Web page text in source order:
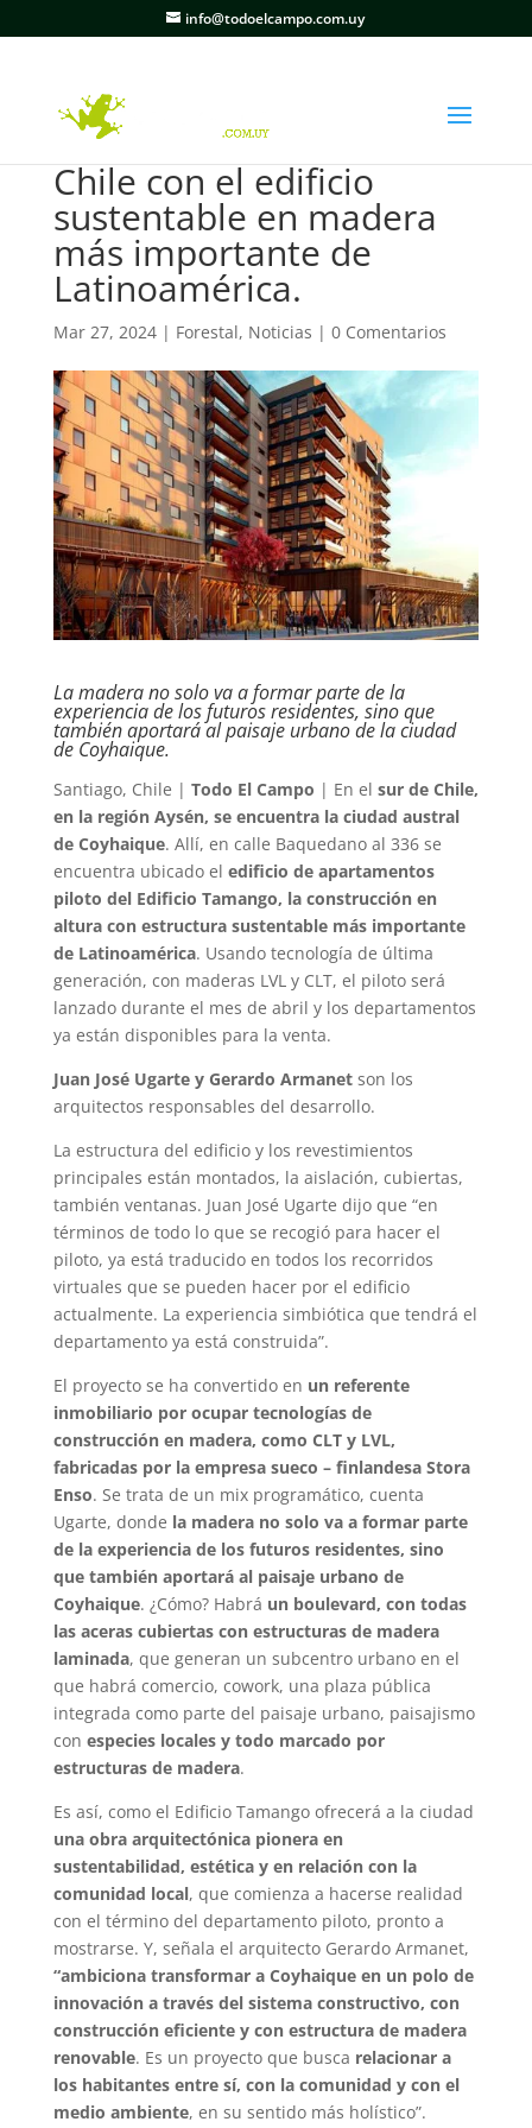
info@todoelcampo.com.uy
Chile con el edificio
sustentable en madera
más importante de
Latinoamérica.
Mar 27, 2024| Forestal, Noticias | 0 Comentarios
La madera no solo va a formar parte de la
experiencia de los futuros residentes, sino que
también aportará al paisaje urbano de la ciudad
de Coyhaique.
Santiago, Chile | Todo El Campo | En el sur de Chile,
en la región Aysén, se encuentra la ciudad austral
de Coyhaique. Allí, en calle Baquedano al 336 se
encuentra ubicado el edificio de apartamentos
piloto del Edificio Tamango, la construcción en
altura con estructura sustentable más importante
de Latinoamérica. Usando tecnología de última
generación, con maderas LVL y CLT, el piloto será
lanzado durante el mes de abril y los departamentos
ya están disponibles para la venta.
Juan José Ugarte y Gerardo Armanetson los
arquitectos responsables del desarrollo.
La estructura del edificio y los revestimientos
principales están montados, la aislación, cubiertas,
también ventanas. Juan José Ugarte dijo que “en
términos de todo lo que se recogió para hacer el
piloto, ya está traducido en todos los recorridos
virtuales que se pueden hacer por el edificio
actualmente. La experiencia simbiótica que tendrá el
departamento ya está construida”.
El proyecto se ha convertido en un referente
inmobiliario por ocupar tecnologías de
construcción en madera, como CLT y LVL,
fabricadas por la empresa sueco – finlandesa Stora
Enso. Se trata de un mix programático, cuenta
Ugarte, donde la madera no solo va a formar parte
de la experiencia de los futuros residentes, sino
que también aportará al paisaje urbano de
Coyhaique. ¿Cómo? Habrá un boulevard, con todas
las aceras cubiertas con estructuras de madera
laminada, que generan un subcentro urbano en el
que habrá comercio, cowork, una plaza pública
integrada como parte del paisaje urbano, paisajismo
con especies locales y todo marcado por
estructuras de madera.
Es así, como el Edificio Tamango ofrecerá a la ciudad
una obra arquitectónica pionera en
sustentabilidad, estética y en relación con la
comunidad local, que comienza a hacerse realidad
con el término del departamento piloto, pronto a
mostrarse. Y, señala el arquitecto Gerardo Armanet,
“ambiciona transformar a Coyhaique en un polo de
innovación a través del sistema constructivo, con
construcción eficiente y con estructura de madera
renovable. Es un proyecto que busca relacionar a
los habitantes entre sí, con la comunidad y con el
medio ambiente, en su sentido más holístico”.